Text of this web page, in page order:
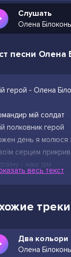
Слушать
Олена
песни Олена
герой - Олена
мій солдат
полковник герой
день я молюся
серцем прикрив
- наш дім
і пишаюсь
весь текст
треки
Два кольори
Олена Білоконь